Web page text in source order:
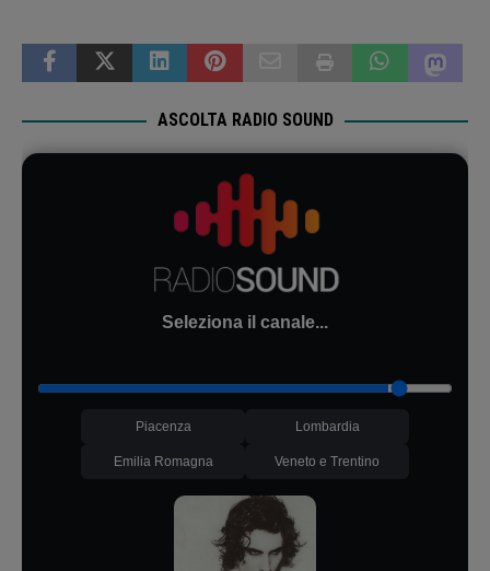
ASCOLTA RADIO SOUND
Seleziona il canale...
Piacenza Lombardia
Emilia Romagna Veneto e Trentino